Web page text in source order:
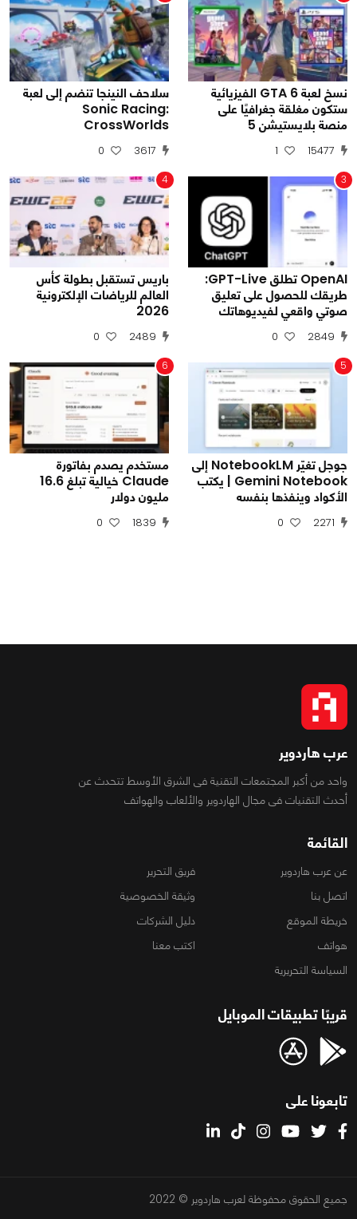
نسخ لعبة GTA 6 الفيزيائية
ستكون مغلقة جغرافيًا على
منصة بلايستيشن 5
15477
1
سلاحف النينجا تنضم إلى لعبة
Sonic Racing:
CrossWorlds
3617
0
3
OpenAI تطلق GPT-Live:
طريقك للحصول على تعليق
صوتي واقعي لفيديوهاتك
2849
0
4
باريس تستقبل بطولة كأس
العالم للرياضات الإلكترونية
2026
2489
0
5
جوجل تغيّر NotebookLM إلى
Gemini Notebook | يكتب
الأكواد وينفذها بنفسه
2271
0
6
مستخدم يصدم بفاتورة
Claude خيالية تبلغ 16.6
مليون دولار
1839
0
عرب هاردوير
واحد من أكبر المجتمعات التقنية فى الشرق الأوسط تتحدث عن
أحدث التقنيات فى مجال الهاردوير والألعاب والهواتف
القائمة
عن عرب هاردوير
فريق التحرير
اتصل بنا
وثيقة الخصوصية
خريطة الموقع
دليل الشركات
هواتف
اكتب معنا
السياسة التحريرية
قريبًا تطبيقات الموبايل
تابعونا على
جميع الحقوق محفوظة لعرب هاردوير © 2022